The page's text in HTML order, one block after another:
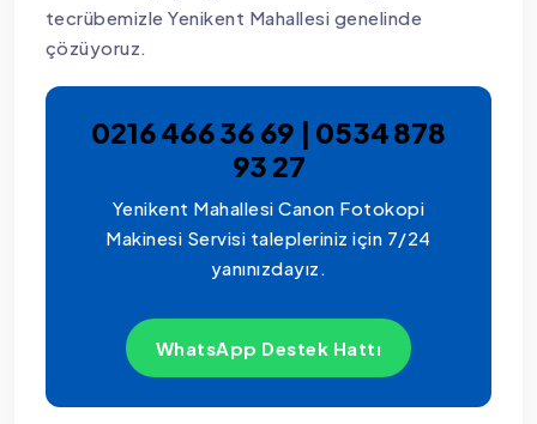
tecrübemizle Yenikent Mahallesi genelinde
çözüyoruz.
0216 466 36 69 | 0534 878
93 27
Yenikent Mahallesi Canon Fotokopi
Makinesi Servisi talepleriniz için 7/24
yanınızdayız.
WhatsApp Destek Hattı